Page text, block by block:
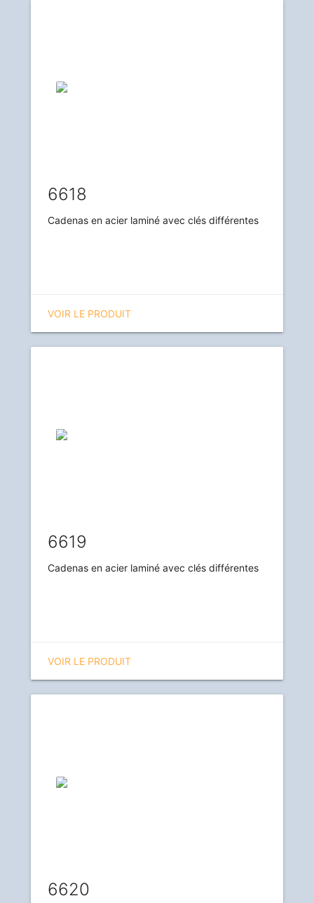
6618
Cadenas en acier laminé avec clés différentes
VOIR LE PRODUIT
6619
Cadenas en acier laminé avec clés différentes
VOIR LE PRODUIT
6620